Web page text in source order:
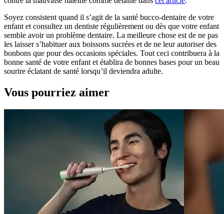
Soyez consistent quand il s’agit de la santé bucco-dentaire de votre
enfant et consultez un dentiste régulièrement ou dès que votre enfant
semble avoir un problème dentaire. La meilleure chose est de ne pas
les laisser s’habituer aux boissons sucrées et de ne leur autoriser des
bonbons que pour des occasions spéciales. Tout ceci contribuera à la
bonne santé de votre enfant et établira de bonnes bases pour un beau
sourire éclatant de santé lorsqu’il deviendra adulte.
Vous pourriez aimer